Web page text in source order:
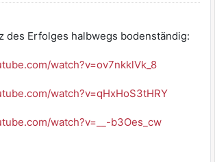
des Erfolges halbwegs bodenständig:
watch?v=ov7nkklVk_8
watch?v=qHxHoS3tHRY
watch?v=__-b3Oes_cw